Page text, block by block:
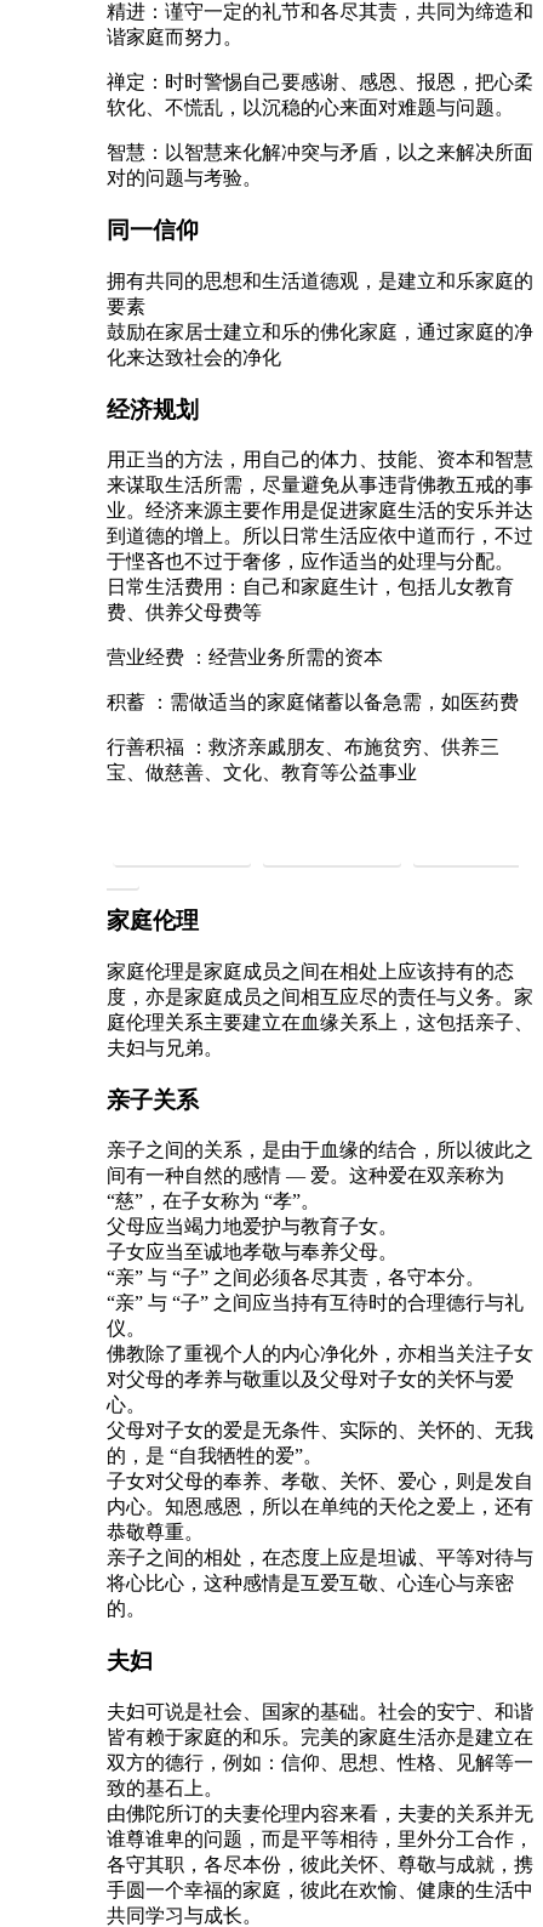
精进：谨守一定的礼节和各尽其责，共同为缔造和
谐家庭而努力。
禅定：时时警惕自己要感谢、感恩、报恩，把心柔
软化、不慌乱，以沉稳的心来面对难题与问题。
智慧：以智慧来化解冲突与矛盾，以之来解决所面
对的问题与考验。
同一信仰
拥有共同的思想和生活道德观，是建立和乐家庭的
要素
鼓励在家居士建立和乐的佛化家庭，通过家庭的净
化来达致社会的净化
经济规划
用正当的方法，用自己的体力、技能、资本和智慧
来谋取生活所需，尽量避免从事违背佛教五戒的事
业。经济来源主要作用是促进家庭生活的安乐并达
到道德的增上。所以日常生活应依中道而行，不过
于悭吝也不过于奢侈，应作适当的处理与分配。
日常生活费用：自己和家庭生计，包括儿女教育
费、供养父母费等
营业经费 ：经营业务所需的资本
积蓄 ：需做适当的家庭储蓄以备急需，如医药费
行善积福 ：救济亲戚朋友、布施贫穷、供养三
宝、做慈善、文化、教育等公益事业
心
家庭伦理
家庭伦理是家庭成员之间在相处上应该持有的态
度，亦是家庭成员之间相互应尽的责任与义务。家
庭伦理关系主要建立在血缘关系上，这包括亲子、
夫妇与兄弟。
亲子关系
亲子之间的关系，是由于血缘的结合，所以彼此之
间有一种自然的感情 — 爱。这种爱在双亲称为
“慈”，在子女称为 “孝”。
父母应当竭力地爱护与教育子女。
子女应当至诚地孝敬与奉养父母。
“亲” 与 “子” 之间必须各尽其责，各守本分。
“亲” 与 “子” 之间应当持有互待时的合理德行与礼
仪。
佛教除了重视个人的内心净化外，亦相当关注子女
对父母的孝养与敬重以及父母对子女的关怀与爱
心。
父母对子女的爱是无条件、实际的、关怀的、无我
的，是 “自我牺牲的爱”。
子女对父母的奉养、孝敬、关怀、爱心，则是发自
内心。知恩感恩，所以在单纯的天伦之爱上，还有
恭敬尊重。
亲子之间的相处，在态度上应是坦诚、平等对待与
将心比心，这种感情是互爱互敬、心连心与亲密
的。
夫妇
夫妇可说是社会、国家的基础。社会的安宁、和谐
皆有赖于家庭的和乐。完美的家庭生活亦是建立在
双方的德行，例如：信仰、思想、性格、见解等一
致的基石上。
由佛陀所订的夫妻伦理内容来看，夫妻的关系并无
谁尊谁卑的问题，而是平等相待，里外分工合作，
各守其职，各尽本份，彼此关怀、尊敬与成就，携
手圆一个幸福的家庭，彼此在欢愉、健康的生活中
共同学习与成长。